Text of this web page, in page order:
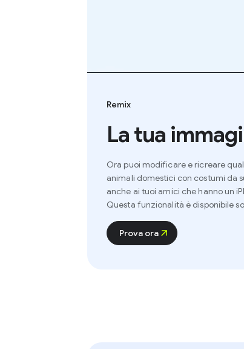
Remix
La tua
Ora puoi modificare e ricreare
animali domestici con costumi da
anche ai tuoi amici che hanno un
Questa funzionalità è disponibile
Prova ora